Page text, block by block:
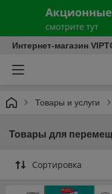
Интернет-магазин
Товары и услуги
Товары для
Сортировка